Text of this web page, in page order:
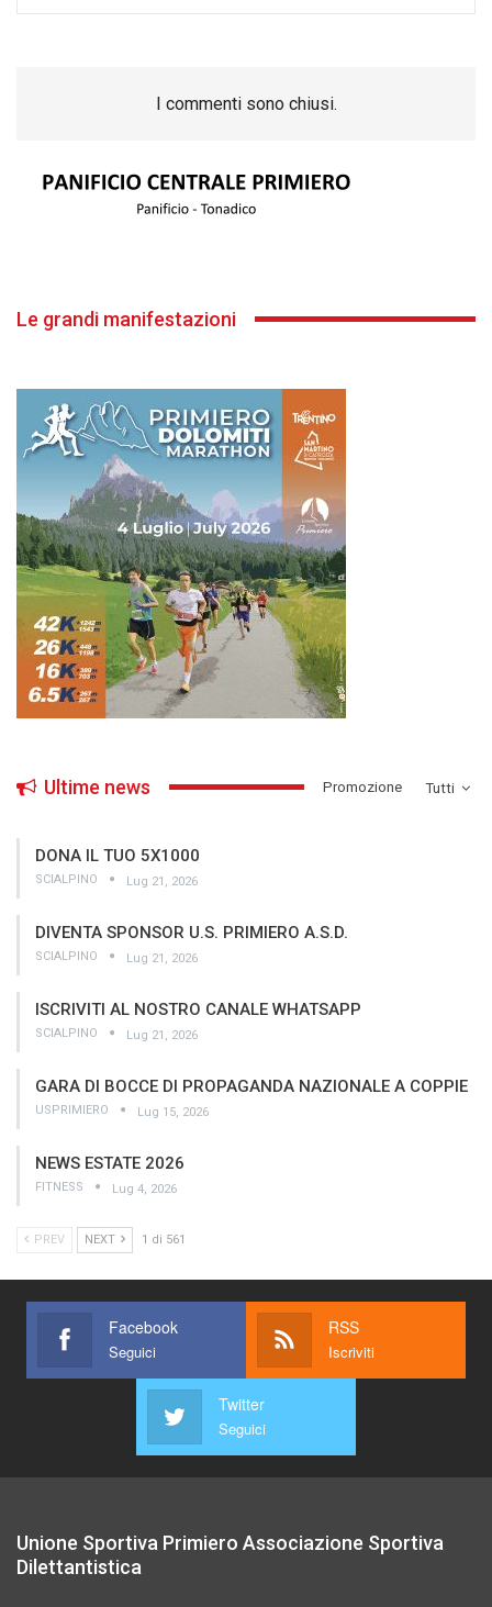
I commenti sono chiusi.
Le grandi manifestazioni
Tutti
Ultime news ­Promozione
DONA IL TUO 5X1000
SCIALPINO Lug 21, 2026
DIVENTA SPONSOR U.S. PRIMIERO A.S.D.
SCIALPINO Lug 21, 2026
ISCRIVITI AL NOSTRO CANALE WHATSAPP
SCIALPINO Lug 21, 2026
GARA DI BOCCE DI PROPAGANDA NAZIONALE A COPPIE
USPRIMIERO Lug 15, 2026
NEWS ESTATE 2026
FITNESS Lug 4, 2026
PREV NEXT 1 di 561
Facebook
Seguici
RSS
Iscriviti
Twitter
Seguici
Unione Sportiva Primiero Associazione Sportiva
Dilettantistica